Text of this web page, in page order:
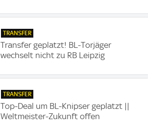
TRANSFER
Transfer geplatzt! BL-Torjäger
wechselt nicht zu RB Leipzig
TRANSFER
Top-Deal um BL-Knipser geplatzt ||
Weltmeister-Zukunft offen